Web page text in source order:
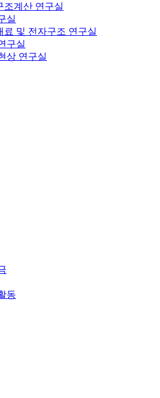
조계산 연구실
실
료 및 전자구조 연구실
구실
상 연구실
동